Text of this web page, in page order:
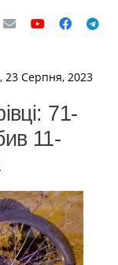
23 Серпня, 2023
71-
11-